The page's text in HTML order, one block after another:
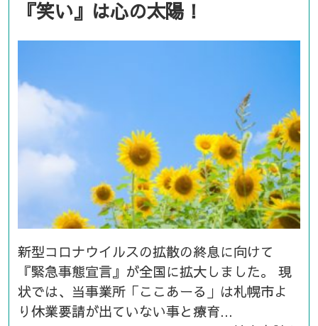
『笑い』は心の太陽！
新型コロナウイルスの拡散の終息に向けて
『緊急事態宣言』が全国に拡大しました。 現
状では、当事業所「ここあーる」は札幌市よ
り休業要請が出ていない事と療育...